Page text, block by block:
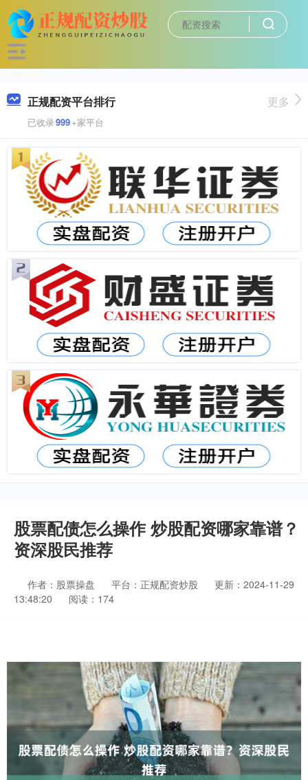
正规配资平台排行
已收录999+家平台
更多
股票配债怎么操作 炒股配资哪家靠谱？
资深股民推荐
作者：股票操盘 平台：正规配资炒股
更新：2024-11-29
13:48:20
阅读：174